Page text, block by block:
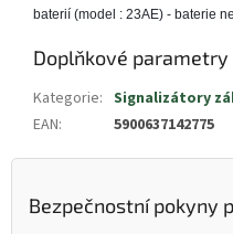
baterií (model : 23AE) - baterie
Doplňkové parametry
Kategorie: Signalizátory
EAN: 5900637142775
Bezpečnostní pokyny